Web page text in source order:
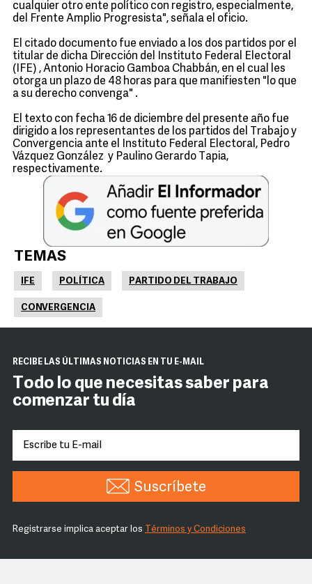
cualquier otro ente político con registro, especialmente,
del Frente Amplio Progresista", señala el oficio.
El citado documento fue enviado a los dos partidos por el
titular de dicha Dirección del Instituto Federal Electoral
(IFE) , Antonio Horacio Gamboa Chabbán, en el cual les
otorga un plazo de 48 horas para que manifiesten "lo que
a su derecho convenga" .
El texto con fecha 16 de diciembre del presente año fue
dirigido a los representantes de los partidos del Trabajo y
Convergencia ante el Instituto Federal Electoral, Pedro
Vázquez González y Paulino Gerardo Tapia,
respectivamente.
TEMAS
IFE POLÍTICA PARTIDO DEL TRABAJO
CONVERGENCIA
RECIBE LAS ÚLTIMAS NOTICIAS EN TU E-MAIL
Todo lo que necesitas saber para
comenzar tu día
Suscríbete
Registrarse implica aceptar los Términos y Condiciones